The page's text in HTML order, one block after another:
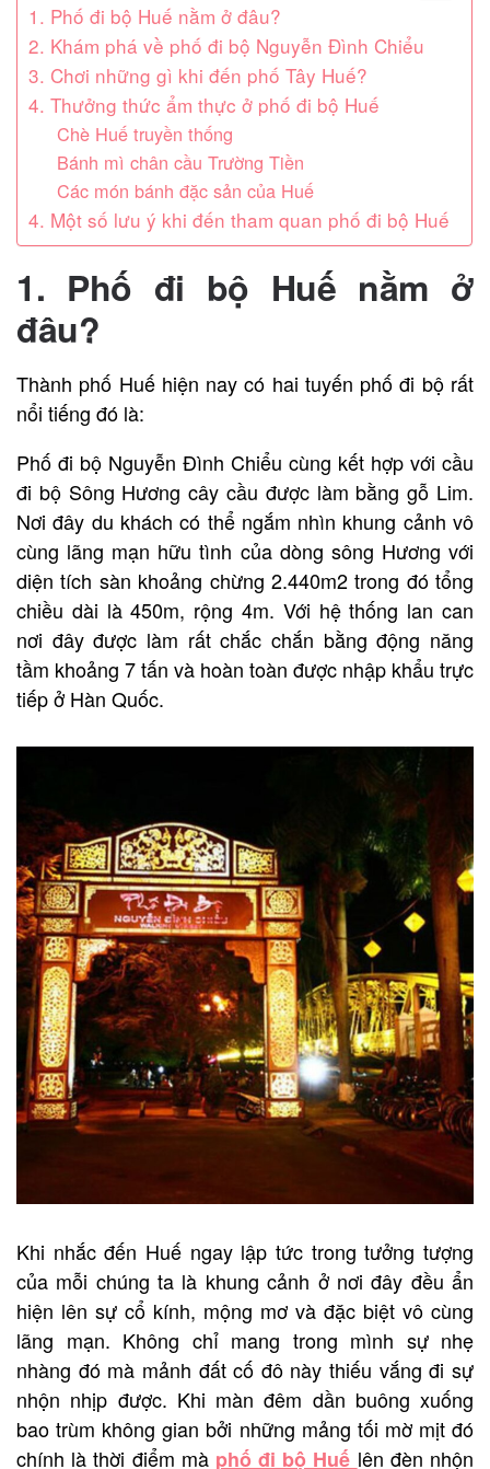
1. Phố đi bộ Huế nằm ở đâu?
2. Khám phá về phố đi bộ Nguyễn Đình Chiểu
3. Chơi những gì khi đến phố Tây Huế?
4. Thưởng thức ẩm thực ở phố đi bộ Huế
Chè Huế truyền thống
Bánh mì chân cầu Trường Tiền
Các món bánh đặc sản của Huế
4. Một số lưu ý khi đến tham quan phố đi bộ Huế
1. Phố đi bộ Huế nằm ở
đâu?
Thành phố Huế hiện nay có hai tuyến phố đi bộ rất
nổi tiếng đó là:
Phố đi bộ Nguyễn Đình Chiểu cùng kết hợp với cầu
đi bộ Sông Hương cây cầu được làm bằng gỗ Lim.
Nơi đây du khách có thể ngắm nhìn khung cảnh vô
cùng lãng mạn hữu tình của dòng sông Hương với
diện tích sàn khoảng chừng 2.440m2trong đó tổng
chiều dài là 450m, rộng 4m. Với hệ thống lan can
nơi đây được làm rất chắc chắn bằng động năng
tầm khoảng 7 tấn và hoàn toàn được nhập khẩu trực
tiếp ở Hàn Quốc.
Khi nhắc đến Huế ngay lập tức trong tưởng tượng
của mỗi chúng ta là khung cảnh ở nơi đây đều ẩn
hiện lên sự cổ kính, mộng mơ và đặc biệt vô cùng
lãng mạn. Không chỉ mang trong mình sự nhẹ
nhàng đó mà mảnh đất cố đô này thiếu vắng đi sự
nhộn nhịp được. Khi màn đêm dần buông xuống
bao trùm không gian bởi những mảng tối mờ mịt đó
chính là thời điểm mà phố đi bộ Huế lên đèn nhộn